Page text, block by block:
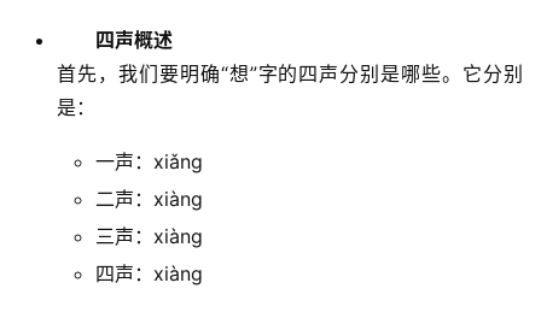
四声概述
首先，我们要明确“想”字的四声分别是哪些。它分别
是：
一声：xiǎng
二声：xiàng
三声：xiàng
四声：xiànɡ